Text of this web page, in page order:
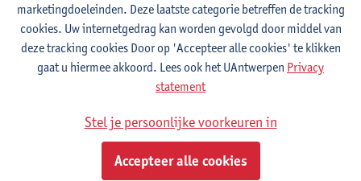
1E/2E SEM
10studiepunten
Lesgever(s):
Gaetane Stassijns
Communicatie in fysische geneeskunde en revalidatie,
praktische oefeningen deel 1
Lesgever(s):
Giannoula Tsakitzidis Inge Glazemakers
marketingdoeleinden. Deze laatste categorie betreffen de tracking
cookies. Uw internetgedrag kan worden gevolgd door middel van
deze tracking cookies Door op 'Accepteer alle cookies' te klikken
gaat u hiermee akkoord. Lees ook het UAntwerpen Privacy
statement
Stel je persoonlijke voorkeuren in
Accepteer alle cookies